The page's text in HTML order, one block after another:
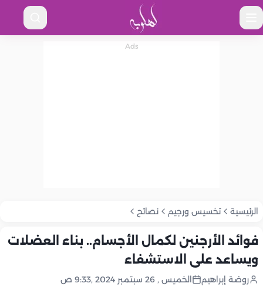
الرئيسية تخسيس ورجيم نصائح
فوائد الأرجنين لكمال الأجسام.. بناء العضلات
ويساعد على الاستشفاء
روضة إبراهيم الخميس , 26 سبتمبر 2024 ,9:33 ص